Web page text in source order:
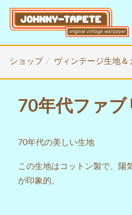
ショップ ヴィンテージ生地＆
70年代ファブ
70年代の美しい生地
この生地はコットン製で、陽
が印象的。